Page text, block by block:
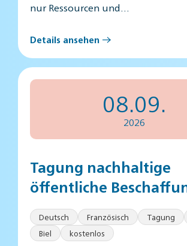
nur Ressourcen und…
Details ansehen
08.09.
2026
Tagung nachhaltige
öffentliche
Deutsch Französisch Tagung
Biel
kostenlos